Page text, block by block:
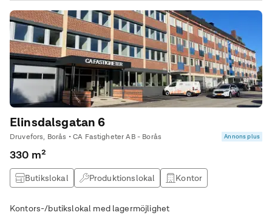
Elinsdalsgatan 6
Druvefors, Borås • CA Fastigheter AB - Borås Annons plus
330 m²
Butikslokal Produktionslokal
Kontor
Kontors-/butikslokal med lagermöjlighet